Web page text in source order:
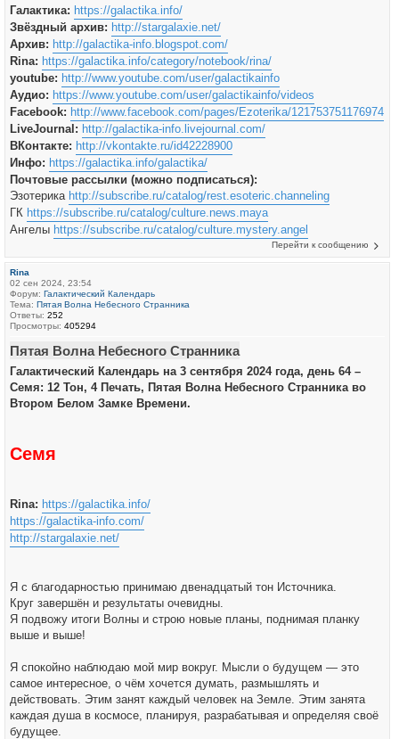
Галактика: https://galactika.info/
Звёздный архив: http://stargalaxie.net/
Архив: http://galactika-info.blogspot.com/
Rina: https://galactika.info/category/notebook/rina/
youtube: http://www.youtube.com/user/galactikainfo
Аудио: https://www.youtube.com/user/galactikainfo/videos
Facebook: http://www.facebook.com/pages/Ezoterika/121753751176974
LiveJournal: http://galactika-info.livejournal.com/
ВКонтакте: http://vkontakte.ru/id42228900
Инфо: https://galactika.info/galactika/
Почтовые рассылки (можно подписаться):
Эзотерика http://subscribe.ru/catalog/rest.esoteric.channeling
ГК https://subscribe.ru/catalog/culture.news.maya
Ангелы https://subscribe.ru/catalog/culture.mystery.angel
Перейти к сообщению
Rina
02 сен 2024, 23:54
Форум: Галактический Календарь
Тема: Пятая Волна Небесного Странника
Ответы: 252
Просмотры: 405294
Пятая Волна Небесного Странника
Галактический Календарь на 3 сентября 2024 года, день 64 –
Семя: 12 Тон, 4 Печать, Пятая Волна Небесного Странника во
Втором Белом Замке Времени.
Семя
Rina: https://galactika.info/
https://galactika-info.com/
http://stargalaxie.net/
Я с благодарностью принимаю двенадцатый тон Источника.
Круг завершён и результаты очевидны.
Я подвожу итоги Волны и строю новые планы, поднимая планку
выше и выше!
Я спокойно наблюдаю мой мир вокруг. Мысли о будущем — это
самое интересное, о чём хочется думать, размышлять и
действовать. Этим занят каждый человек на Земле. Этим занята
каждая душа в космосе, планируя, разрабатывая и определяя своё
будущее.